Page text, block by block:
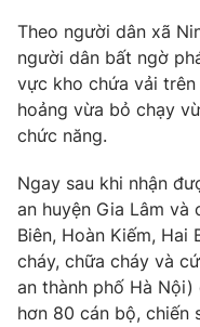
Chất lượng cuộc sống
Tuyển sinh
Học trực tuyến
Công nghệ
Hitech Công nghệ
Sản phẩm
Thị trường
Tư vấn
Giao lưu trực tuyến
Lịch phát sóng
Chuyên mục khác
Emagazine
Theo người dân xã
người dân bất ngờ
vực kho chứa vải
hoảng vừa bỏ chạy
chức năng.
Ngay sau khi nhận
an huyện Gia Lâm và
Biên, Hoàn Kiếm, Hai
cháy, chữa cháy và
an thành phố Hà
hơn 80 cán bộ, chiến